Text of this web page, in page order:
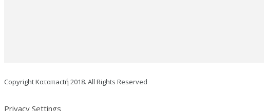
Copyright Καταπactή 2018. All Rights Reserved
Privacy Settings